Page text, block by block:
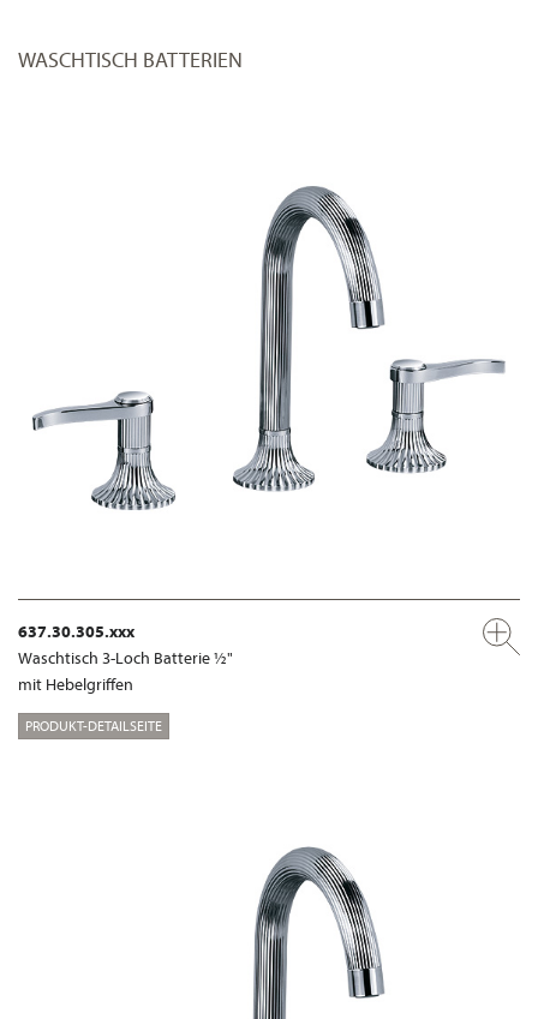
WASCHTISCH BATTERIEN
637.30.305.xxx
Waschtisch 3-Loch Batterie ½"
mit Hebelgriffen
PRODUKT-DETAILSEITE